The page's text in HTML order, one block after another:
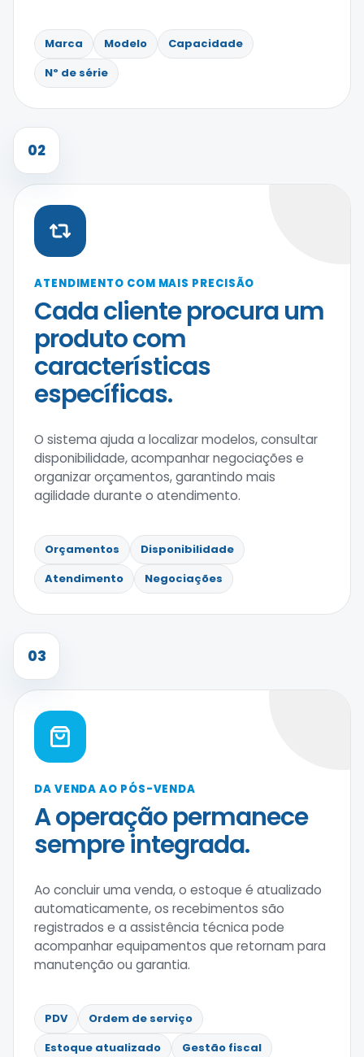
Marca Modelo
Capacidade
Nº de série
02
ATENDIMENTO COM MAIS PRECISÃO
Cada cliente procura um
produto com
características
específicas.
O sistema ajuda a localizar modelos, consultar
disponibilidade, acompanhar negociações e
organizar orçamentos, garantindo mais
agilidade durante o atendimento.
Orçamentos
Disponibilidade
Atendimento
Negociações
03
DA VENDA AO PÓS-VENDA
A operação permanece
sempre integrada.
Ao concluir uma venda, o estoque é atualizado
automaticamente, os recebimentos são
registrados e a assistência técnica pode
acompanhar equipamentos que retornam para
manutenção ou garantia.
PDV
Ordem de serviço
Estoque atualizado
Gestão fiscal